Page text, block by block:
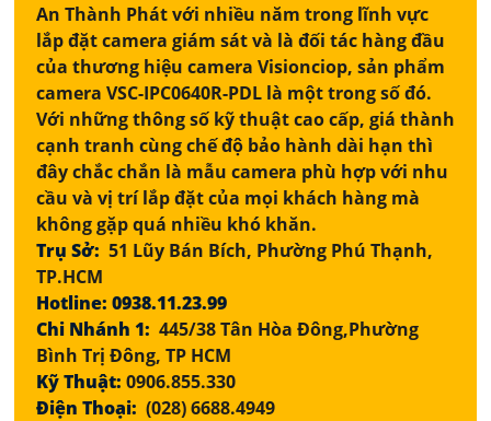
An Thành Phát với nhiều năm trong lĩnh vực
lắp đặt camera giám sát và là đối tác hàng đầu
của thương hiệu camera Visionciop, sản phẩm
camera VSC-IPC0640R-PDL là một trong số đó.
Với những thông số kỹ thuật cao cấp, giá thành
cạnh tranh cùng chế độ bảo hành dài hạn thì
đây chắc chắn là mẫu camera phù hợp với nhu
cầu và vị trí lắp đặt của mọi khách hàng mà
không gặp quá nhiều khó khăn.
Trụ Sở: 51 Lũy Bán Bích, Phường Phú Thạnh,
TP.HCM
Hotline: 0938.11.23.99
Chi Nhánh 1: 445/38 Tân Hòa Đông,Phường
Bình Trị Đông, TP HCM
Kỹ Thuật: 0906.855.330
Điện Thoại: (028) 6688.4949